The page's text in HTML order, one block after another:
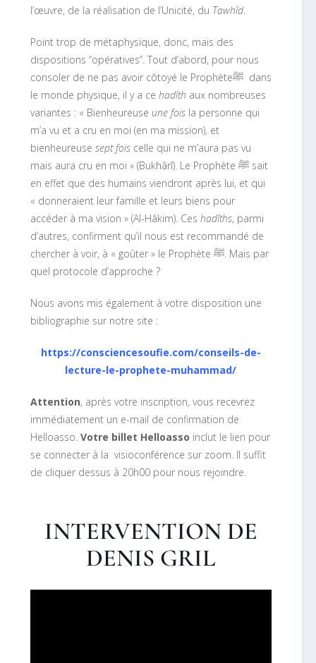
l’œuvre, de la réalisation de l’Unicité, du Tawhîd.
Point trop de métaphysique, donc, mais des
dispositions ‘‘opératives’’. Tout d’abord, pour nous
consoler de ne pas avoir côtoyé le Prophèteﷺ dans
le monde physique, il y a ce hadîth aux nombreuses
variantes : « Bienheureuse une fois la personne qui
m’a vu et a cru en moi (en ma mission), et
bienheureuse sept fois celle qui ne m’aura pas vu
mais aura cru en moi » (Bukhârî). Le Prophète ﷺ sait
en effet que des humains viendront après lui, et qui
« donneraient leur famille et leurs biens pour
accéder à ma vision » (Al-Hâkim). Ces hadîths, parmi
d’autres, confirment qu’il nous est recommandé de
chercher à voir, à « goûter » le Prophète ﷺ. Mais par
quel protocole d’approche ?
Nous avons mis également à votre disposition une
bibliographie sur notre site :
https://consciencesoufie.com/conseils-de-
lecture-le-prophete-muhammad/
Attention, après votre inscription, vous recevrez
immédiatement un e-mail de confirmation de
Helloasso. Votre billet Helloasso inclut le lien pour
se connecter à la visioconférence sur zoom. Il suffit
de cliquer dessus à 20h00 pour nous rejoindre.
INTERVENTION DE
DENIS GRIL